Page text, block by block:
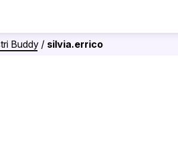
Buddy / silvia.errico